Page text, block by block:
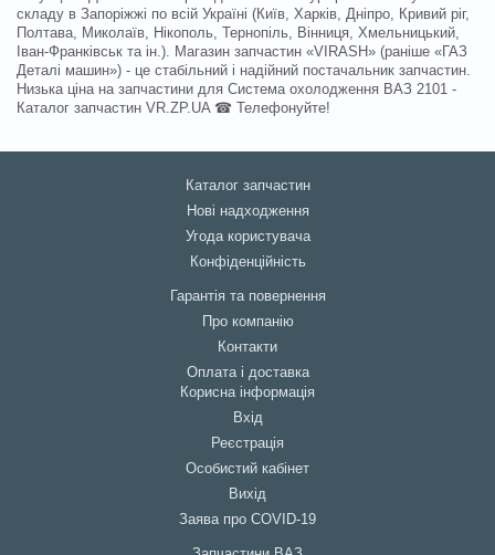
складу в Запоріжжі по всій Україні (Київ, Харків, Дніпро, Кривий ріг,
Полтава, Миколаїв, Нікополь, Тернопіль, Вінниця, Хмельницький,
Іван-Франківськ та ін.). Магазин запчастин «VIRASH» (раніше «ГАЗ
Деталі машин») - це стабільний і надійний постачальник запчастин.
Низька ціна на запчастини для Система охолодження ВАЗ 2101 -
Каталог запчастин VR.ZP.UA ☎ Телефонуйте!
Каталог запчастин
Нові надходження
Угода користувача
Конфіденційність
Гарантія та повернення
Про компанію
Контакти
Оплата і доставка
Корисна інформація
Вхід
Реєстрація
Особистий кабінет
Вихід
Заява про COVID-19